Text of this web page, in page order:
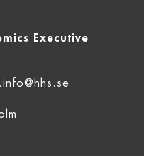
Executive